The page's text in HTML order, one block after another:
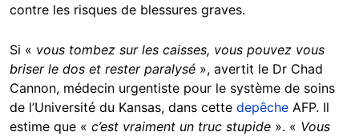
contre les risques de blessures graves.
Si « vous tombez sur les caisses, vous pouvez vous
briser le dos et rester paralysé », avertit le Dr Chad
Cannon, médecin urgentiste pour le système de soins
de l’Université du Kansas, dans cette depêche AFP. Il
estime que « c’est vraiment un truc stupide ». « Vous